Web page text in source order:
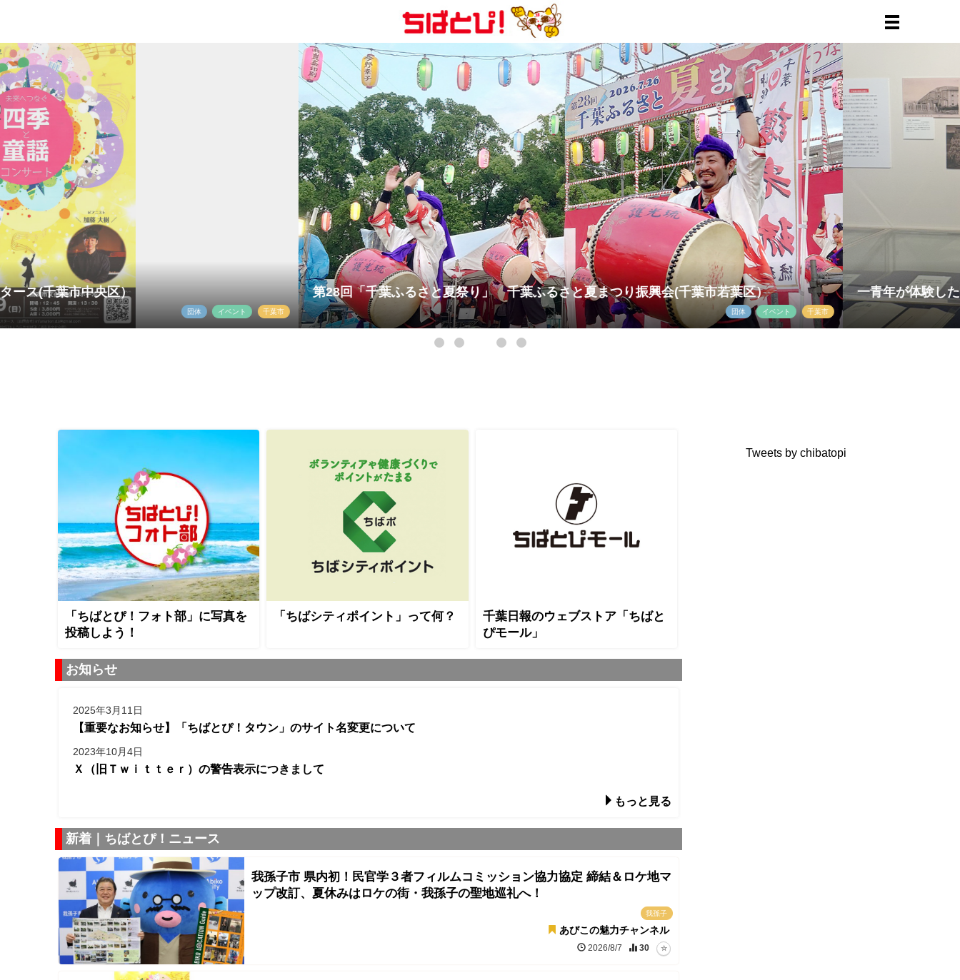
区）
団体 イベント 千葉市
第28回「千葉ふるさと夏祭り」 千葉ふるさと夏まつり振興会(千葉市若葉区）
団体 イベント 千葉市
一青年が体験した関東大震災
「ちばとぴ！フォト部」に写真を
投稿しよう！
「ちばシティポイント」って何？
千葉日報のウェブストア「ちばと
ぴモール」
お知らせ
2025年3月11日
【重要なお知らせ】「ちばとぴ！タウン」のサイト名変更について
2023年10月4日
Ｘ（旧Ｔｗｉｔｔｅｒ）の警告表示につきまして
もっと見る
新着｜ちばとぴ！ニュース
我孫子市 県内初！民官学３者フィルムコミッション協力協定 締結＆ロケ地マ
ップ改訂、夏休みはロケの街・我孫子の聖地巡礼へ！
我孫子
あびこの魅力チャンネル
2026/8/7 30
Tweets by chibatopi